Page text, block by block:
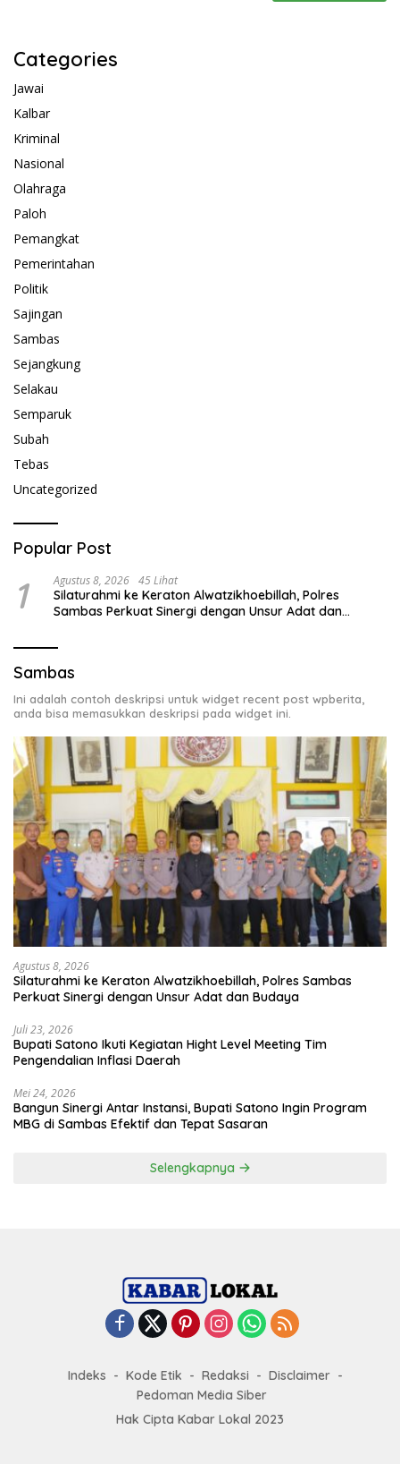
Categories
Jawai
Kalbar
Kriminal
Nasional
Olahraga
Paloh
Pemangkat
Pemerintahan
Politik
Sajingan
Sambas
Sejangkung
Selakau
Semparuk
Subah
Tebas
Uncategorized
Popular Post
1 Agustus 8, 2026 45 Lihat
Silaturahmi ke Keraton Alwatzikhoebillah, Polres
Sambas Perkuat Sinergi dengan Unsur Adat dan
Sambas
Ini adalah contoh deskripsi untuk widget recent post wpberita,
anda bisa memasukkan deskripsi pada widget ini.
Agustus 8, 2026
Silaturahmi ke Keraton Alwatzikhoebillah, Polres Sambas
Perkuat Sinergi dengan Unsur Adat dan Budaya
Juli 23, 2026
Bupati Satono Ikuti Kegiatan Hight Level Meeting Tim
Pengendalian Inflasi Daerah
Mei 24, 2026
Bangun Sinergi Antar Instansi, Bupati Satono Ingin Program
MBG di Sambas Efektif dan Tepat Sasaran
Selengkapnya
Indeks Kode Etik Redaksi
Disclaimer
Pedoman Media Siber
Hak Cipta Kabar Lokal 2023